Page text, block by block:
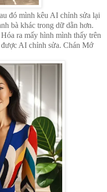
đó mình kêu AI chỉnh sửa lại
bà khác trong dữ dằn hơn.
ra mấy hình mình thấy trên
AI chỉnh sửa. Chán Mớ